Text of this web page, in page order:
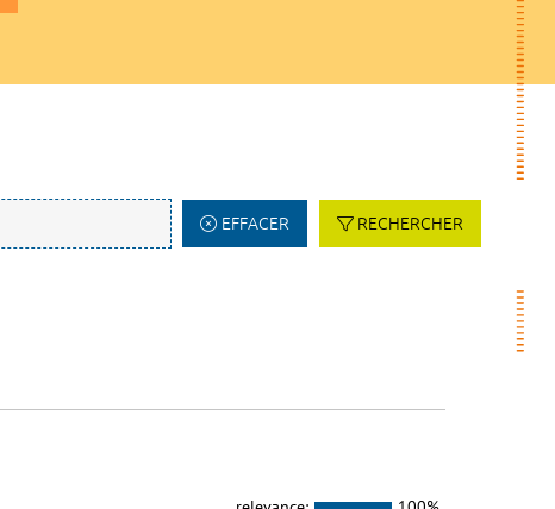
EFFACER RECHERCHER